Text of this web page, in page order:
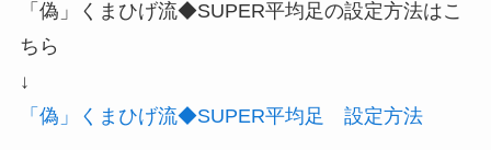
「偽」くまひげ流◆SUPER平均足の設定方法はこ
ちら
↓
「偽」くまひげ流◆SUPER平均足 設定方法